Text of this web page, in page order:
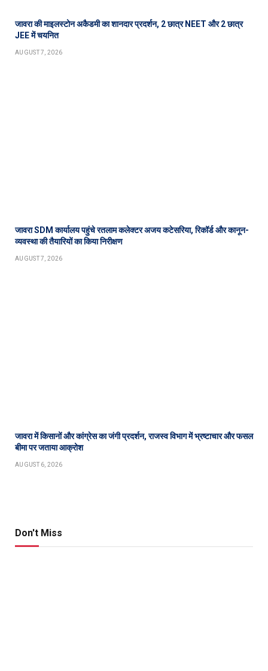
जावरा की माइलस्टोन अकैडमी का शानदार प्रदर्शन, 2 छात्र NEET और 2 छात्र
JEE में चयनित
AUGUST 7, 2026
जावरा SDM कार्यालय पहुंचे रतलाम कलेक्टर अजय कटेसरिया, रिकॉर्ड और कानून-
व्यवस्था की तैयारियों का किया निरीक्षण
AUGUST 7, 2026
जावरा में किसानों और कांग्रेस का जंगी प्रदर्शन, राजस्व विभाग में भ्रष्टाचार और फसल
बीमा पर जताया आक्रोश
AUGUST 6, 2026
Don't Miss